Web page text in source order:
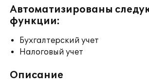
Автоматизированы
функции:
Бухгалтерский учет
Налоговый учет
Описание